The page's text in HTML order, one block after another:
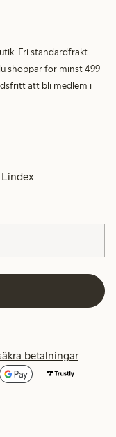
Fri standardfrakt
shoppar för minst 499
att bli medlem i
betalningar